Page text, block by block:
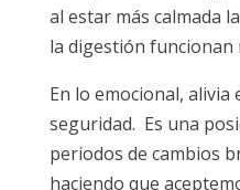
al estar más calmada
la digestión funcionan
En lo emocional, alivia
seguridad. Es una
periodos de cambios
haciendo que